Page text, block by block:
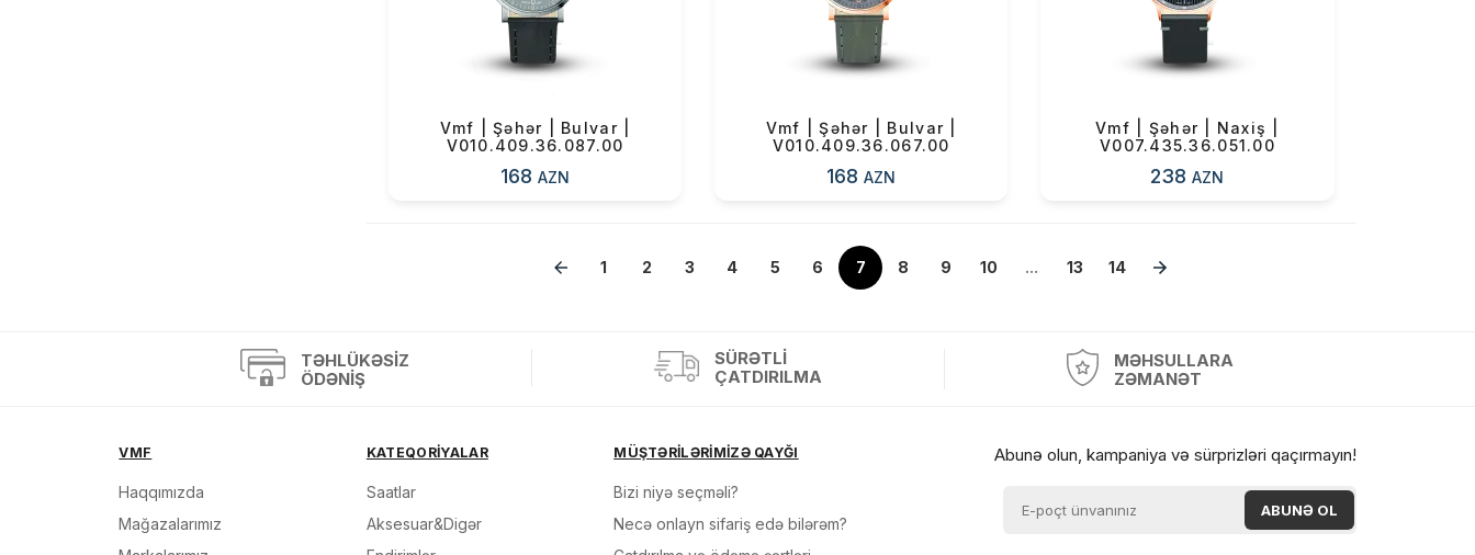
Vmf | Şəhər | Bulvar |
V010.409.36.087.00
168 AZN
Vmf | Şəhər | Bulvar |
V010.409.36.067.00
168AZN
Vmf | Şəhər | Naxiş |
V007.435.36.051.00
238AZN
1 2 3 4 5 6 7 8 9 10 ... 13 14
TƏHLÜKƏSIZ
ÖDƏNIŞ
SÜRƏTLI
ÇATDIRILMA
MƏHSULLARA
ZƏMANƏT
VMF
Haqqımızda
Mağazalarımız
KATEQORİYALAR
Saatlar
Aksesuar&Digər
MÜŞTƏRİLƏRİMİZƏ QAYĞI
Bizi niyə seçməli?
Necə onlayn sifariş edə bilərəm?
Abunə olun, kampaniya və sürprizləri qaçırmayın!